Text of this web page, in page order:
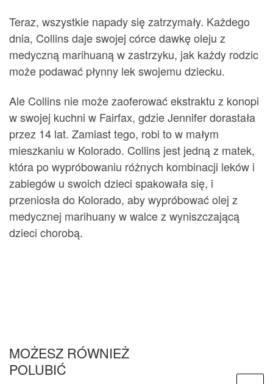
Teraz, wszystkie napady się zatrzymały. Każdego
dnia, Collins daje swojej córce dawkę oleju z
medyczną marihuaną w zastrzyku, jak każdy rodzic
może podawać płynny lek swojemu dziecku.
Ale Collins nie może zaoferować ekstraktu z konopi
w swojej kuchni w Fairfax, gdzie Jennifer dorastała
przez 14 lat. Zamiast tego, robi to w małym
mieszkaniu w Kolorado. Collins jest jedną z matek,
która po wypróbowaniu różnych kombinacji leków i
zabiegów u swoich dzieci spakowała się, i
przeniosła do Kolorado, aby wypróbować olej z
medycznej marihuany w walce z wyniszczającą
dzieci chorobą.
MOŻESZ RÓWNIEŻ
POLUBIĆ